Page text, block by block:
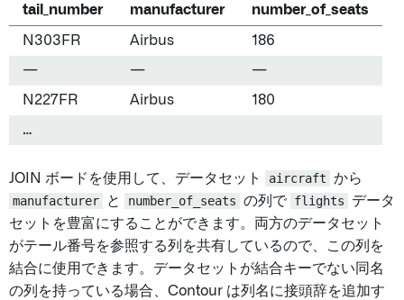
tail_number manufacturer number_of_seats
N303FR Airbus 186
--- --- ---
N227FR Airbus 180
…
JOIN ボードを使用して、データセット aircraft から
manufacturer
と number_of_seats の列で flights
データ
セットを豊富にすることができます。両方のデータセット
がテール番号を参照する列を共有しているので、この列を
結合に使用できます。データセットが結合キーでない同名
の列を持っている場合、Contour は列名に接頭辞を追加す